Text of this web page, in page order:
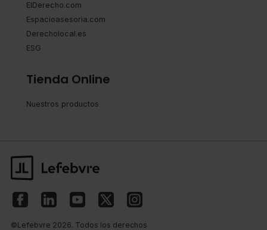
ElDerecho.com
Espacioasesoria.com
Derecholocal.es
ESG
Tienda Online
Nuestros productos
©Lefebvre 2026. Todos los derechos